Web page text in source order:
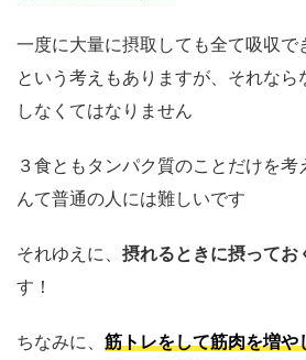
一度に大量に摂取しても全て吸収で
という考えもありますが、それなら
しなくてはなりません
３食ともタンパク質のことだけを
んて普通の人には難しいです
それゆえに、 摂れるときに摂ってお
す！
ちなみに、 筋トレをして筋肉を増や